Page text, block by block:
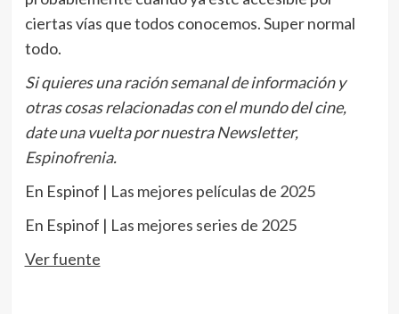
ciertas vías que todos conocemos. Super normal
todo.
Si quieres una ración semanal de información y
otras cosas relacionadas con el mundo del cine,
date una vuelta por nuestra Newsletter,
Espinofrenia.
En Espinof | Las mejores películas de 2025
En Espinof | Las mejores series de 2025
Ver fuente